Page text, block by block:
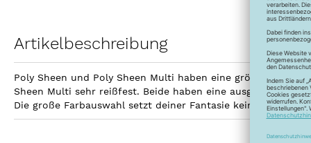
Artikelbeschreibung
Poly Sheen und Poly Sheen Multi haben eine größere
Sheen Multi sehr reißfest. Beide haben eine
Die große Farbauswahl setzt deiner Fantasie keine Grenzen